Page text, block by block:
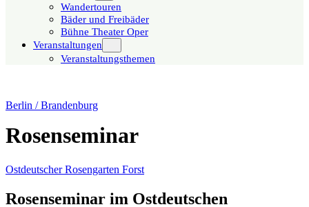
Wandertouren
Bäder und Freibäder
Bühne Theater Oper
Veranstaltungen
Veranstaltungsthemen
Berlin / Brandenburg
Rosenseminar
Ostdeutscher Rosengarten Forst
Rosenseminar im Ostdeutschen